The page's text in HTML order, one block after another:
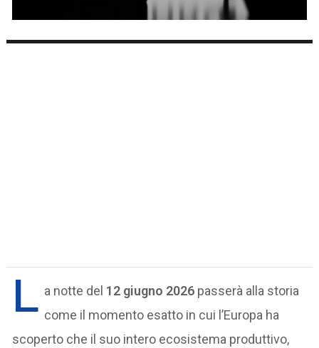
L a notte del 12 giugno 2026 passerà alla storia
come il momento esatto in cui l’Europa ha
scoperto che il suo intero ecosistema produttivo,